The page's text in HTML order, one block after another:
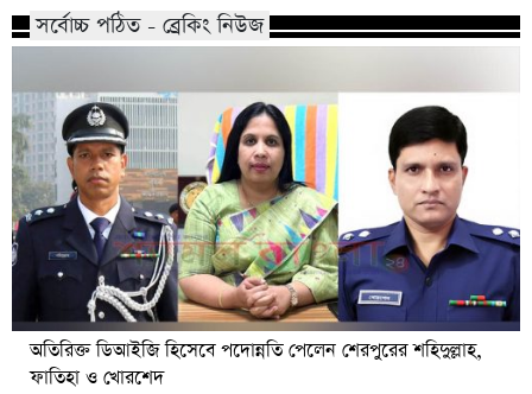
সর্বোচ্চ পঠিত - ব্রেকিং নিউজ
অতিরিক্ত ডিআইজি হিসেবে পদোন্নতি পেলেন শেরপুরের শহিদুল্লাহ,
ফাতিহা ও খোরশেদ